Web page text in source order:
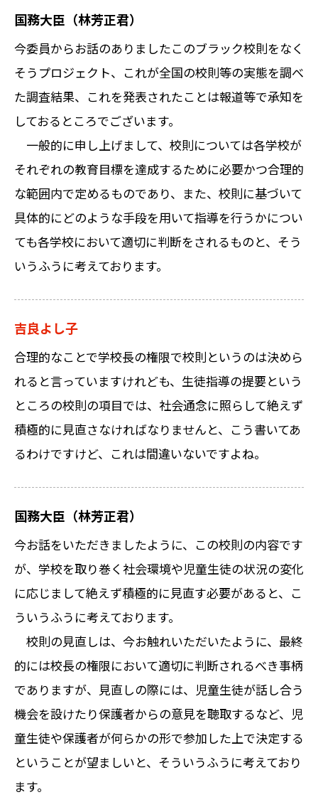
国務大臣（林芳正君）
今委員からお話のありましたこのブラック校則をなく
そうプロジェクト、これが全国の校則等の実態を調べ
た調査結果、これを発表されたことは報道等で承知を
しておるところでございます。
一般的に申し上げまして、校則については各学校が
それぞれの教育目標を達成するために必要かつ合理的
な範囲内で定めるものであり、また、校則に基づいて
具体的にどのような手段を用いて指導を行うかについ
ても各学校において適切に判断をされるものと、そう
いうふうに考えております。
吉良よし子
合理的なことで学校長の権限で校則というのは決めら
れると言っていますけれども、生徒指導の提要という
ところの校則の項目では、社会通念に照らして絶えず
積極的に見直さなければなりませんと、こう書いてあ
るわけですけど、これは間違いないですよね。
国務大臣（林芳正君）
今お話をいただきましたように、この校則の内容です
が、学校を取り巻く社会環境や児童生徒の状況の変化
に応じまして絶えず積極的に見直す必要があると、こ
ういうふうに考えております。
校則の見直しは、今お触れいただいたように、最終
的には校長の権限において適切に判断されるべき事柄
でありますが、見直しの際には、児童生徒が話し合う
機会を設けたり保護者からの意見を聴取するなど、児
童生徒や保護者が何らかの形で参加した上で決定する
ということが望ましいと、そういうふうに考えており
ます。